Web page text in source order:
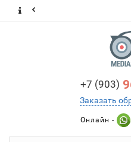
+7 (903)
Заказать
Онлайн -